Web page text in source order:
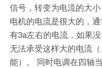
信号，转变为电流的大
电机的电流是很大的，
有3a左右的电流，如果
无法承受这样大的电流
能）。 同时电调在四轴